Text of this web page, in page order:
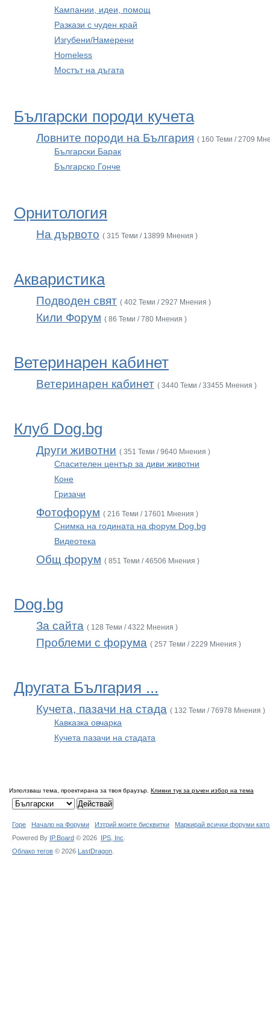
Кампании, идеи, помощ
Разкази с чуден край
Изгубени/Намерени
Homeless
Мостът на дъгата
Български породи кучета
Ловните породи на България ( 160 Теми / 2709
Български Барак
Българско Гонче
Орнитология
На дървото ( 315 Теми / 13899 Мнения )
Акваристика
Подводен свят ( 402 Теми / 2927 Мнения )
Кили Форум ( 86 Теми / 780 Мнения )
Ветеринарен кабинет
Ветеринарен кабинет ( 3440 Теми / 33455 Мнения )
Клуб Dog.bg
Други животни ( 351 Теми / 9640 Мнения )
Спасителен център за диви животни
Коне
Гризачи
Фотофорум ( 216 Теми / 17601 Мнения )
Снимка на годината на форум Dog.bg
Видеотека
Общ форум ( 851 Теми / 46506 Мнения )
Dog.bg
За сайта ( 128 Теми / 4322 Мнения )
Проблеми с форума ( 257 Теми / 2229 Мнения )
Другата България ...
Кучета, пазачи на стада ( 132 Теми / 76978 Мнения )
Кавказка овчарка
Кучета пазачи на стадата
Използваш тема, проектирана за твоя браузър. Кликни тук за ръчен избор на тема
Горе Начало на Форуми Изтрий моите бисквитки
Маркирай всички форуми
Powered By IP.Board © 2026 IPS, Inc
Облако тегов © 2026 LastDragon